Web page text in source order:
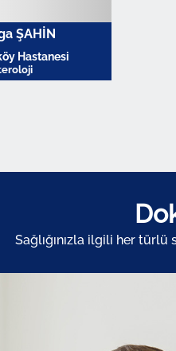
ŞAHİN
Hastanesi
Sağlığınızla ilgili her